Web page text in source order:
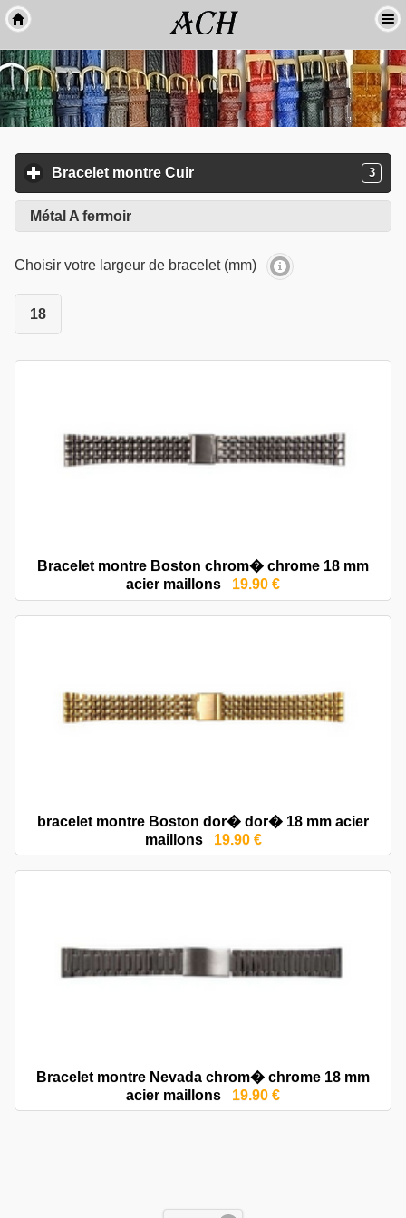
Bracelet montre Cuir 3
Métal A fermoir
Choisir votre largeur de bracelet (mm)
18
Bracelet montre Boston chrom� chrome 18 mm
acier maillons 19.90 €
bracelet montre Boston dor� dor� 18 mm acier
maillons 19.90 €
Bracelet montre Nevada chrom� chrome 18 mm
acier maillons 19.90 €